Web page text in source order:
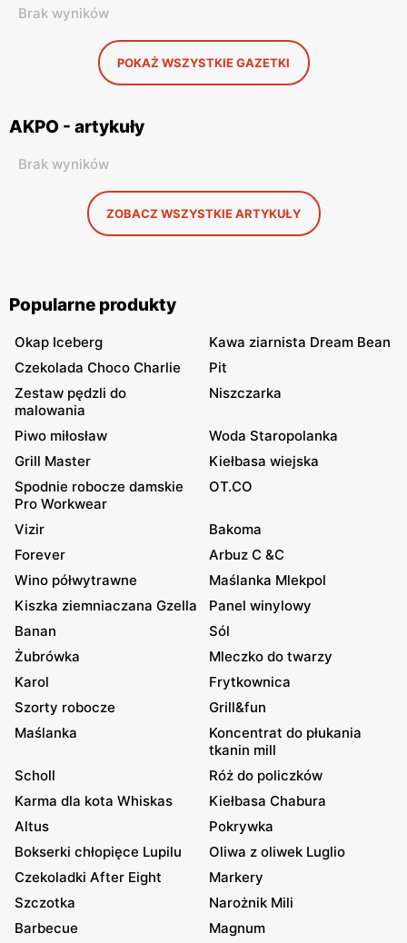
Brak wyników
POKAŻ WSZYSTKIE GAZETKI
AKPO - artykuły
Brak wyników
ZOBACZ WSZYSTKIE ARTYKUŁY
Popularne produkty
Okap Iceberg
Kawa ziarnista Dream Bean
Czekolada Choco Charlie
Pit
Zestaw pędzli do
malowania
Niszczarka
Piwo miłosław
Woda Staropolanka
Grill Master
Kiełbasa wiejska
Spodnie robocze damskie
Pro Workwear
OT.CO
Vizir
Bakoma
Forever
Arbuz C &C
Wino półwytrawne
Maślanka Mlekpol
Kiszka ziemniaczana Gzella
Panel winylowy
Banan
Sól
Żubrówka
Mleczko do twarzy
Karol
Frytkownica
Szorty robocze
Grill&fun
Maślanka
Koncentrat do płukania
tkanin mill
Scholl
Róż do policzków
Karma dla kota Whiskas
Kiełbasa Chabura
Altus
Pokrywka
Bokserki chłopięce Lupilu
Oliwa z oliwek Luglio
Czekoladki After Eight
Markery
Szczotka
Narożnik Mili
Barbecue
Magnum